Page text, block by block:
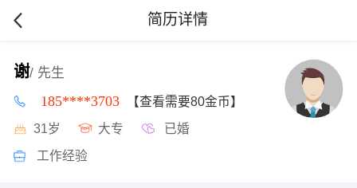
简历详情
谢/ 先生
185****3703 【查看需要80金币】
31岁 大专 已婚
工作经验